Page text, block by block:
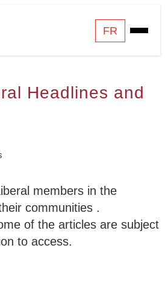
FR
Open
Mobile
Headlines and
members in the
communities .
of the articles are subject
to access.